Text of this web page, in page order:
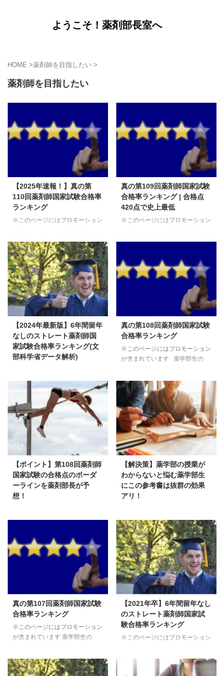
ようこそ！薬剤部長室へ
HOME >薬剤師を目指したい >
薬剤師を目指したい
【2025年速報！】真の第
110回薬剤師国家試験合格率
ランキング
※このページにはプロモーション
人、薬学部を目指している人には
次の疑問があります。 この疑問
にお答えします。 さて第110回
薬剤師国家試験の合格発表が
2025年3月25日に発表されまし
た。 この記事では合格発表後す
ぐに真の薬剤師国家試験合格率を
大学別にランキング化して発表し
てます。 あなたが気になる大学
の結果はいったい？ 実は厚生労
働省が発表している薬剤師国家試
験の合格率には「からくり」があ
ります。 そのからくりの裏に
真の第109回薬剤師国家試験
合格率ランキング | 合格点
420点で史上最低
※このページにはプロモーション
人、薬学部を目指している人には
にお答えします。 さて第109回
薬剤師国家試験の合格発表が
2023年3月19日に発表されまし
た。 この記事では合格発表後す
ぐに真の薬剤師国家試験合格率を
大学別にランキング化して発表し
てます。 あなたが気になる大学
の結果はいったい？ 実は厚生労
働省が発表している薬剤師国家試
験の合格率には「からくり」があ
ります。 そのからくりの裏に
【2024年最新版】6年間留年
なしのストレート薬剤師国
家試験合格率ランキング(文
部科学省データ解析)
が含まれています この疑問にお
答えします。 厚労省発表の薬剤
師国家試験合格率は、その時の国
家試験受験者のデータであるた
め、留年して6年生になった学生
も含まれます。 また、厚生労働
省発表の薬剤師国家試験合格率
謎！薬剤部長が真の合格率を徹底
解説」でも解説してますが、受験
者数を減らすことで合格率を上げ
られる数値となってます。 そう
すると気になるのは、実際6年間
国家試験に合格する割合。 今回
生 ...
真の第108回薬剤師国家試験
合格率ランキング
※このページにはプロモーション
が含まれています 薬学部生の
にお答えします。 さて第108回
薬剤師国家試験の合格発表が
2022年3月22日に発表されまし
た。 この記事では合格発表後す
ぐに真の薬剤師国家試験合格率を
大学別にランキング化して発表し
てます。 あなたが気になる大学
の結果はいったい？ 実は厚生労
働省が発表している薬剤師国家試
験の合格率には「からくり」があ
ります。 そのからくりの裏に
は、真の薬剤師国家試 ...
【ポイント】第108回薬剤師
国家試験の合格点のボーダ
ーラインを薬剤部長が予
想！
が含まれています 薬学部の学生
この疑問、悩みにお答えします。
2023年2月18日、19日に第108回
薬剤師国家試験が実施されます。
実際に受験される薬学部6年生、
卒業生の皆さんはもちろん、来年
以降に受験を控えている薬学部も
「薬剤師国家試験での合格ボーダ
ーラインは何点なのか？」「確実
に合格できるにはどのくらいの点
数が必要なのか？」と気になる人
は多いはず。 当サイト想定した
ーダーラインは次の通り。 ただ
し薬剤師国家 ...
【解決策】薬学部の授業が
わからないと悩む薬学部生
にこの参考書は抜群の効果
アリ！
が含まれています 薬学部の学生
には次の悩み・疑問があります。
この疑問、悩みにお答えします。
薬学部に入学すると授業が難し
く、しっかり授業を聴いているの
にもかかかわず、なかなか理解で
きないと感じている学生は多くい
ます。 また、進級に向けた定期
テストも難しく、そのテストに向
けた勉強もどのように勉強すれば
よいのか悩んでいる学生もいま
す。 実際に当サイトの記事でも
紹介してますが、薬学部は他の学
勉強で苦しんでいる学生が多いこ
とがわかります。 ...
真の第107回薬剤師国家試験
合格率ランキング
※このページにはプロモーション
が含まれています 薬学部生の
にお答えします。 さて第108回
【2021年卒】6年間留年なし
のストレート薬剤師国家試
験合格率ランキング
※このページにはプロモーション
答えします。 厚労省発表の薬剤
師国家試験合格率は、その時の国